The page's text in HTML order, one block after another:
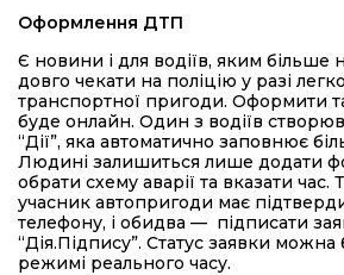
Оформлення ДТП
Є новини і для водіїв, яким більше
довго чекати на поліцію у разі
транспортної пригоди. Оформити
буде онлайн. Один з водіїв
“Дії”, яка автоматично заповнює
Людині залишиться лише додати
обрати схему аварії та вказати час.
учасник автопригоди має
телефону, і обидва — підписати
“Дія.Підпису”. Статус заявки
режимі реального часу.